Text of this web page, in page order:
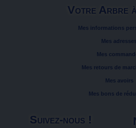
Votre Arbre
Mes informations
Mes adresses
Mes
Mes retours de
Mes avoirs
Mes bons de
Suivez-nous !